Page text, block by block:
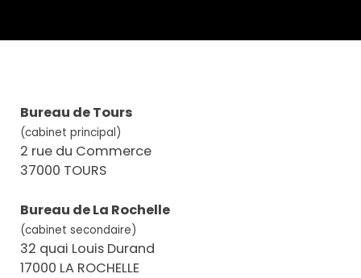
Bureau de Tours
(cabinet principal)
2 rue du Commerce
37000 TOURS
Bureau de La Rochelle
(cabinet secondaire)
32 quai Louis Durand
17000 LA ROCHELLE